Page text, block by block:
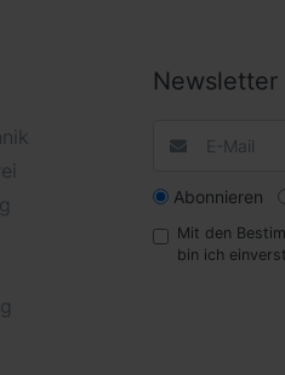
Newsletter
Abonnieren
Mit den
bin ich